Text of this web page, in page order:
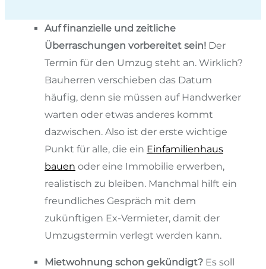
Auf finanzielle und zeitliche
Überraschungen vorbereitet sein! Der
Termin für den Umzug steht an. Wirklich?
Bauherren verschieben das Datum
häufig, denn sie müssen auf Handwerker
warten oder etwas anderes kommt
dazwischen. Also ist der erste wichtige
Punkt für alle, die ein Einfamilienhaus
bauen oder eine Immobilie erwerben,
realistisch zu bleiben. Manchmal hilft ein
freundliches Gespräch mit dem
zukünftigen Ex-Vermieter, damit der
Umzugstermin verlegt werden kann.
Mietwohnung schon gekündigt? Es soll